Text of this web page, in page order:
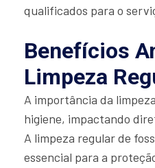
qualificados para o
Benefícios
Limpeza
A importância da
higiene, impactando
A limpeza regular de
essencial para a